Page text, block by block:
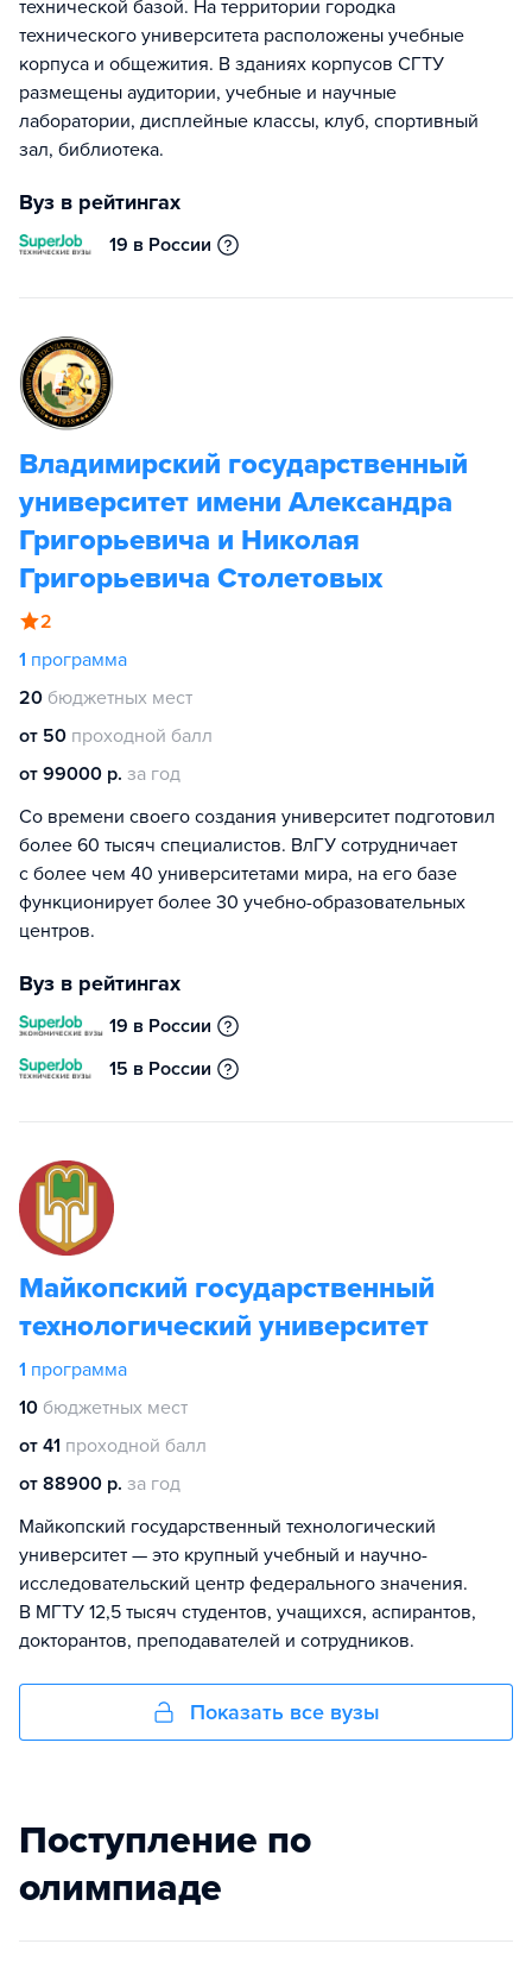
технической базой. На территории городка
технического университета расположены учебные
корпуса и общежития. В зданиях корпусов СГТУ
размещены аудитории, учебные и научные
лаборатории, дисплейные классы, клуб, спортивный
зал, библиотека.
Вуз в рейтингах
19 в России
Владимирский государственный
университет имени Александра
Григорьевича и Николая
Григорьевича Столетовых
2
1 программа
20 бюджетных мест
от 50 проходной балл
от 99000 р. за год
Со времени своего создания университет подготовил
более 60 тысяч специалистов. ВлГУ сотрудничает
с более чем 40 университетами мира, на его базе
функционирует более 30 учебно-образовательных
центров.
Вуз в рейтингах
19 в России
15 в России
Майкопский государственный
технологический университет
1 программа
10 бюджетных мест
от 41 проходной балл
от 88900 р. за год
Майкопский государственный технологический
университет — это крупный учебный и научно-
исследовательский центр федерального значения.
В МГТУ 12,5 тысяч студентов, учащихся, аспирантов,
докторантов, преподавателей и сотрудников.
Показать все вузы
Поступление по
олимпиаде